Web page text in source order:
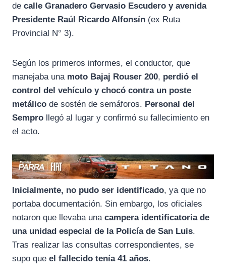
o
k
a
m
de calle Granadero Gervasio Escudero y avenida
Presidente Raúl Ricardo Alfonsín (ex Ruta
Provincial N° 3).
Según los primeros informes, el conductor, que
manejaba una moto Bajaj Rouser 200, perdió el
control del vehículo y chocó contra un poste
metálico de sostén de semáforos. Personal del
Sempro llegó al lugar y confirmó su fallecimiento en
el acto.
Inicialmente, no pudo ser identificado, ya que no
portaba documentación. Sin embargo, los oficiales
notaron que llevaba una campera identificatoria de
una unidad especial de la Policía de San Luis.
Tras realizar las consultas correspondientes, se
supo que el fallecido tenía 41 años.